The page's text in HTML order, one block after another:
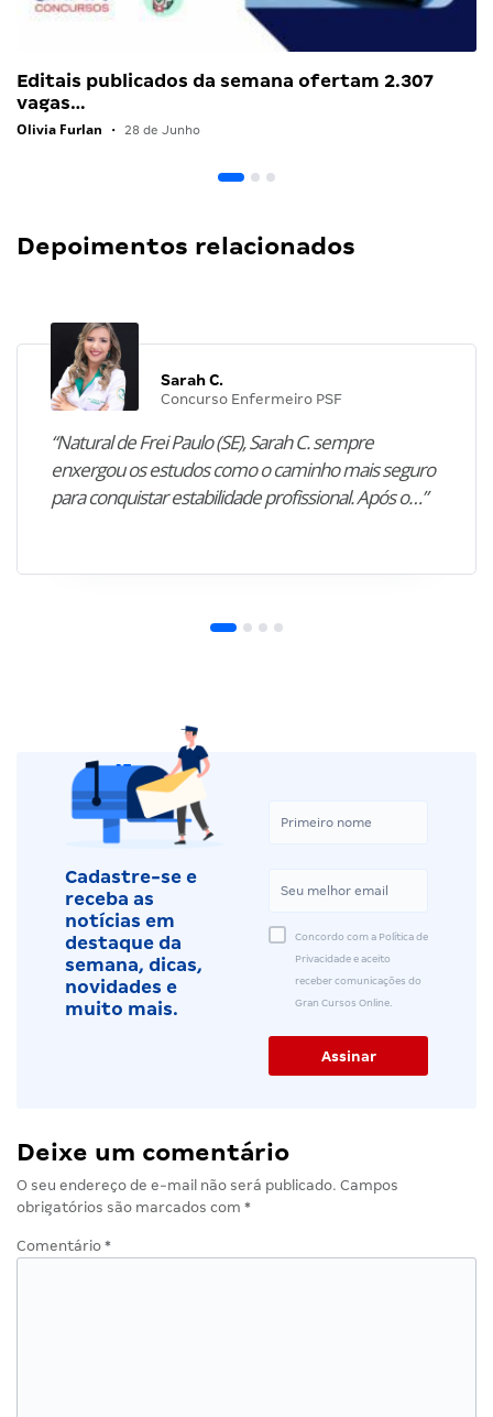
Editais publicados da semana ofertam 2.307
vagas…
Olivia Furlan • 28 de Junho
Depoimentos relacionados
Sarah C.
Concurso Enfermeiro PSF
“Natural de Frei Paulo (SE), Sarah C. sempre
enxergou os estudos como o caminho mais seguro
para conquistar estabilidade profissional. Após o…”
Cadastre-se e
receba as
notícias em
destaque da
semana, dicas,
novidades e
muito mais.
Concordo com a Política de
Privacidade e aceito
receber comunicações do
Gran Cursos Online.
Deixe um comentário
O seu endereço de e-mail não será publicado. Campos
obrigatórios são marcados com *
Comentário *